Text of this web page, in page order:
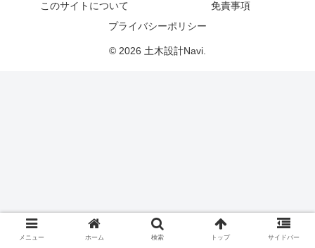
このサイトについて
免責事項
プライバシーポリシー
© 2026 土木設計Navi.
メニュー ホーム 検索 トップ サイドバー